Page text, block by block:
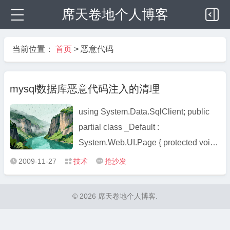
席天卷地个人博客
当前位置： 首页 > 恶意代码
mysql数据库恶意代码注入的清理
using System.Data.SqlClient; public
partial class _Default :
System.Web.UI.Page { protected void
Page_Load(object sender, EventArgs
e) { } string dataName = ""; string
 2009-11-27  技术  抢沙发
© 2026 席天卷地个人博客.